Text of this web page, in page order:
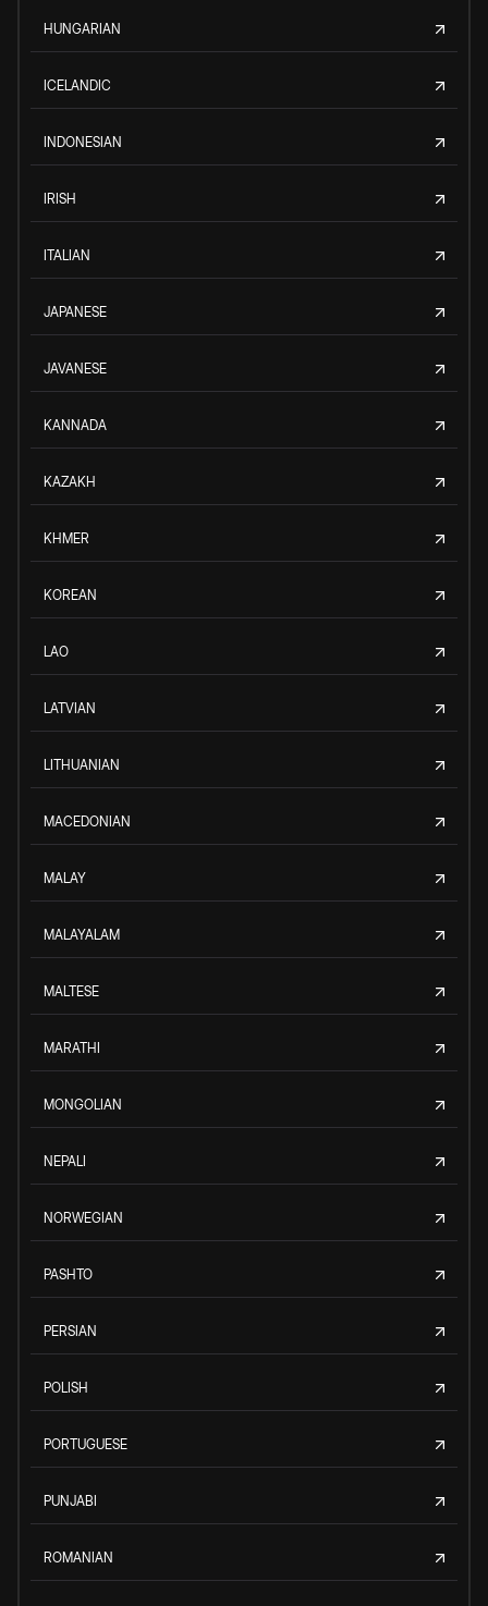
HUNGARIAN
ICELANDIC
INDONESIAN
IRISH
ITALIAN
JAPANESE
JAVANESE
KANNADA
KAZAKH
KHMER
KOREAN
LAO
LATVIAN
LITHUANIAN
MACEDONIAN
MALAY
MALAYALAM
MALTESE
MARATHI
MONGOLIAN
NEPALI
NORWEGIAN
PASHTO
PERSIAN
POLISH
PORTUGUESE
PUNJABI
ROMANIAN